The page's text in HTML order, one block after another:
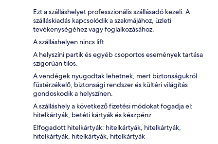
Ezt a szálláshelyet professzionális szállásadó kezeli. A
szálláskiadás kapcsolódik a szakmájához, üzleti
tevékenységéhez vagy foglalkozásához.
A szálláshelyen nincs lift.
A helyszíni partik és egyéb csoportos események tartása
szigorúan tilos.
A vendégek nyugodtak lehetnek, mert biztonságukról
füstérzékelő, biztonsági rendszer és kültéri világítás
gondoskodik a helyszínen.
A szálláshely a következő fizetési módokat fogadja el:
hitelkártyák, betéti kártyák és készpénz.
Elfogadott hitelkártyák: hitelkártyák, hitelkártyák,
hitelkártyák, hitelkártyák, hitelkártyák